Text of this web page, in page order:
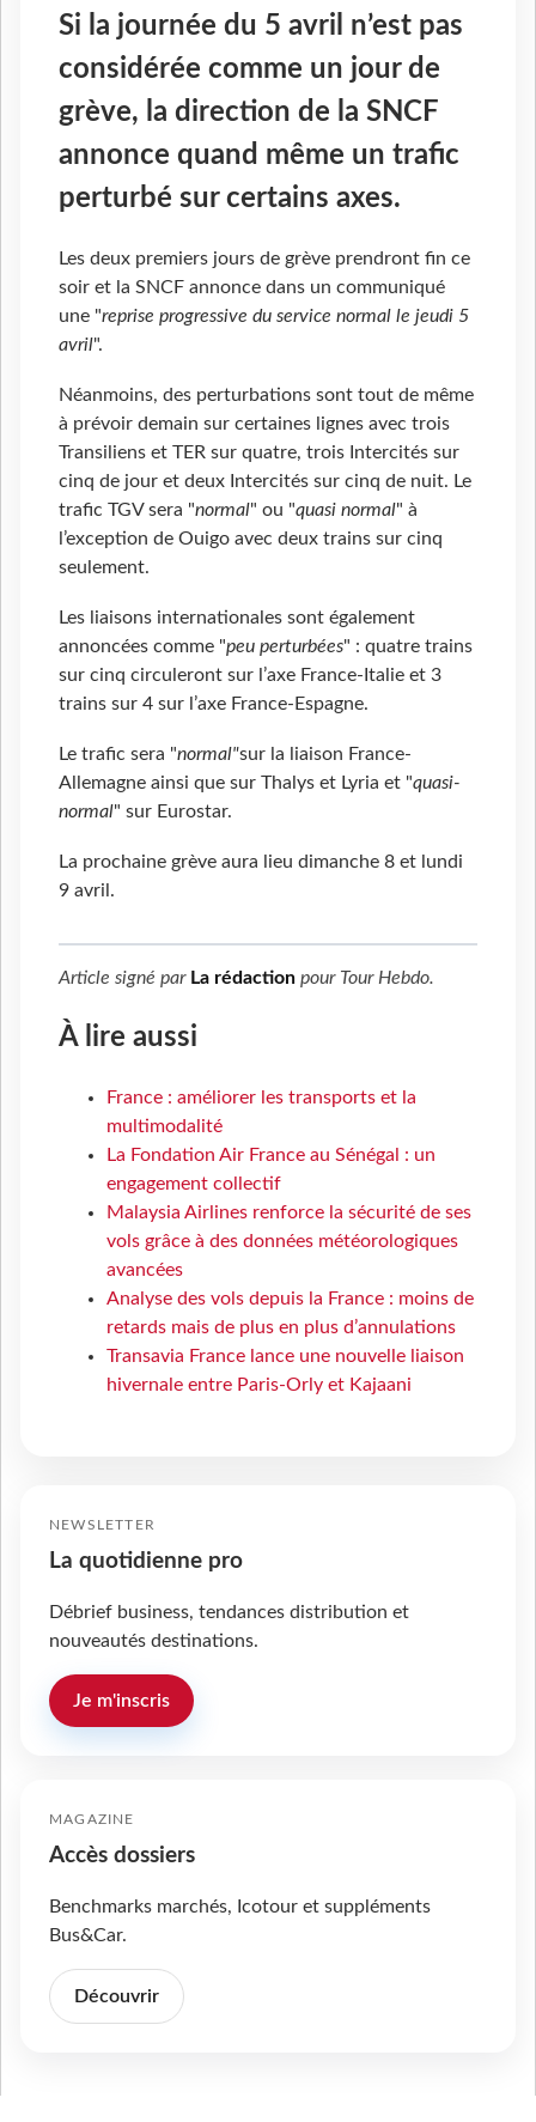
Si la journée du 5 avril n’est pas
considérée comme un jour de
grève, la direction de la SNCF
annonce quand même un trafic
perturbé sur certains axes.
Les deux premiers jours de grève prendront fin ce
soir et la SNCF annonce dans un communiqué
une "reprise progressive du service normal le jeudi 5
avril".
Néanmoins, des perturbations sont tout de même
à prévoir demain sur certaines lignes avec trois
Transiliens et TER sur quatre, trois Intercités sur
cinq de jour et deux Intercités sur cinq de nuit. Le
trafic TGV sera "normal" ou "quasi normal" à
l’exception de Ouigo avec deux trains sur cinq
seulement.
Les liaisons internationales sont également
annoncées comme "peu perturbées" : quatre trains
sur cinq circuleront sur l’axe France-Italie et 3
trains sur 4 sur l’axe France-Espagne.
Le trafic sera "normal"sur la liaison France-
Allemagne ainsi que sur Thalys et Lyria et "quasi-
normal" sur Eurostar.
La prochaine grève aura lieu dimanche 8 et lundi
9 avril.
Article signé par La rédaction pour Tour Hebdo.
À lire aussi
France : améliorer les transports et la
multimodalité
La Fondation Air France au Sénégal : un
engagement collectif
Malaysia Airlines renforce la sécurité de ses
vols grâce à des données météorologiques
avancées
Analyse des vols depuis la France : moins de
retards mais de plus en plus d’annulations
Transavia France lance une nouvelle liaison
hivernale entre Paris-Orly et Kajaani
NEWSLETTER
La quotidienne pro
Débrief business, tendances distribution et
nouveautés destinations.
Je m'inscris
MAGAZINE
Accès dossiers
Benchmarks marchés, Icotour et suppléments
Bus&Car.
Découvrir